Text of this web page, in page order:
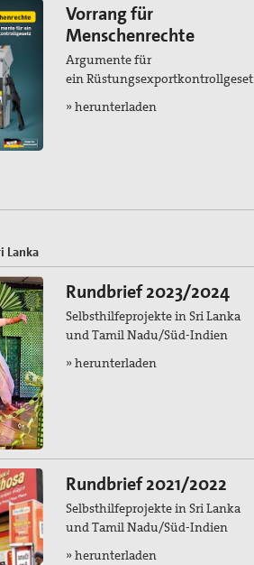
Vorrang für
Menschenrechte
Argumente für
ein Rüstungsexportkontrollgesetz
» herunterladen
Lanka
Rundbrief 2023/2024
Selbsthilfeprojekte in Sri Lanka
und Tamil Nadu/Süd-Indien
» herunterladen
Rundbrief 2021/2022
Selbsthilfeprojekte in Sri Lanka
und Tamil Nadu/Süd-Indien
» herunterladen